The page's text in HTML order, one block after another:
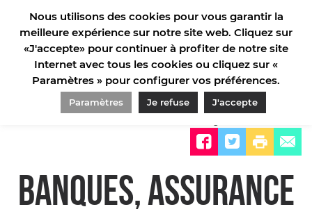
ACCUEIL/INFORMATIONS PRATIQUES/COMMERCES ET SERVICES/BANQUES, ASSURANCE
BANQUES, ASSURANCE
Nous utilisons des cookies pour vous garantir la
meilleure expérience sur notre site web. Cliquez sur
«J'accepte» pour continuer à profiter de notre site
Internet avec tous les cookies ou cliquez sur «
Paramètres » pour configurer vos préférences.
Paramètres Je refuse J'accepte